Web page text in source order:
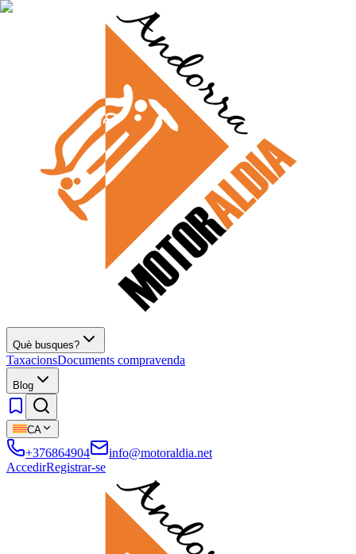
Què busques?
TaxacionsDocuments compravenda
Blog
CA
+376864904
info@motoraldia.net
AccedirRegistrar-se